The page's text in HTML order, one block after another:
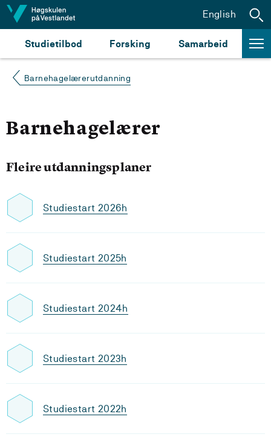
Hopp til innhald
Studietilbod Forsking Samarbeid
English
Barnehagelærerutdanning
Barnehagelærer
Fleire utdanningsplaner
Studiestart 2026h
Studiestart 2025h
Studiestart 2024h
Studiestart 2023h
Studiestart 2022h